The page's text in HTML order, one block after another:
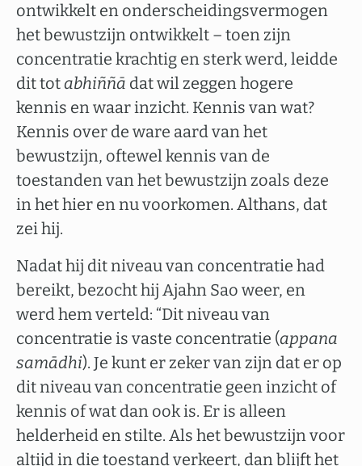
ontwikkelt en onderscheidingsvermogen
het bewustzijn ontwikkelt – toen zijn
concentratie krachtig en sterk werd, leidde
dit totabhiññā dat wil zeggen hogere
kennis en waar inzicht. Kennis van wat?
Kennis over de ware aard van het
bewustzijn, oftewel kennis van de
toestanden van het bewustzijn zoals deze
in het hier en nu voorkomen. Althans, dat
zei hij.
Nadat hij dit niveau van concentratie had
bereikt, bezocht hij Ajahn Sao weer, en
werd hem verteld: “Dit niveau van
concentratie is vaste concentratie (appana
samādhi). Je kunt er zeker van zijn dat er op
dit niveau van concentratie geen inzicht of
kennis of wat dan ook is. Er is alleen
helderheid en stilte. Als het bewustzijn voor
altijd in die toestand verkeert, dan blijft het